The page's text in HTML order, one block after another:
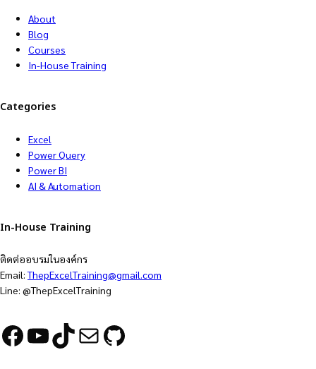
About
Blog
Courses
In-House Training
Categories
Excel
Power Query
Power BI
AI & Automation
In-House Training
ติดต่ออบรมในองค์กร
Email:ThepExcelTraining@gmail.com
Line: @ThepExcelTraining
Facebook YouTube TikTok Mail GitHub